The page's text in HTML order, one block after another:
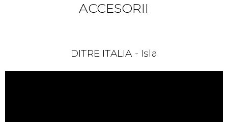
ACCESORII
DITRE ITALIA - Isla